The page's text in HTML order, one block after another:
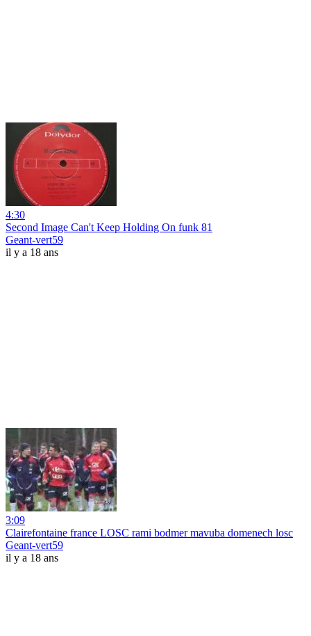
4:30
Second Image Can't Keep Holding On funk 81
Geant-vert59
il y a 18 ans
3:09
Clairefontaine france LOSC rami bodmer mavuba domenech losc
Geant-vert59
il y a 18 ans